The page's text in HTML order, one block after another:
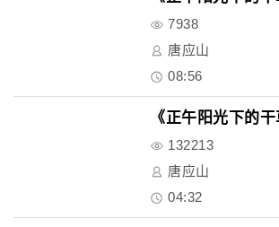
7938
唐应山
08:56
132213
唐应山
04:32